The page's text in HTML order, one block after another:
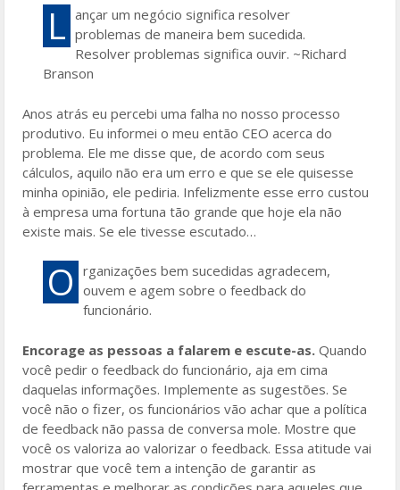
L ançar um negócio significa resolver
problemas de maneira bem sucedida.
Resolver problemas significa ouvir. ~Richard
Branson
Anos atrás eu percebi uma falha no nosso processo
produtivo. Eu informei o meu então CEO acerca do
problema. Ele me disse que, de acordo com seus
cálculos, aquilo não era um erro e que se ele quisesse
minha opinião, ele pediria. Infelizmente esse erro custou
à empresa uma fortuna tão grande que hoje ela não
existe mais. Se ele tivesse escutado…
O rganizações bem sucedidas agradecem,
ouvem e agem sobre o feedback do
funcionário.
Encorage as pessoas a falarem e escute-as. Quando
você pedir o feedback do funcionário, aja em cima
daquelas informações. Implemente as sugestões. Se
você não o fizer, os funcionários vão achar que a política
de feedback não passa de conversa mole. Mostre que
você os valoriza ao valorizar o feedback. Essa atitude vai
mostrar que você tem a intenção de garantir as